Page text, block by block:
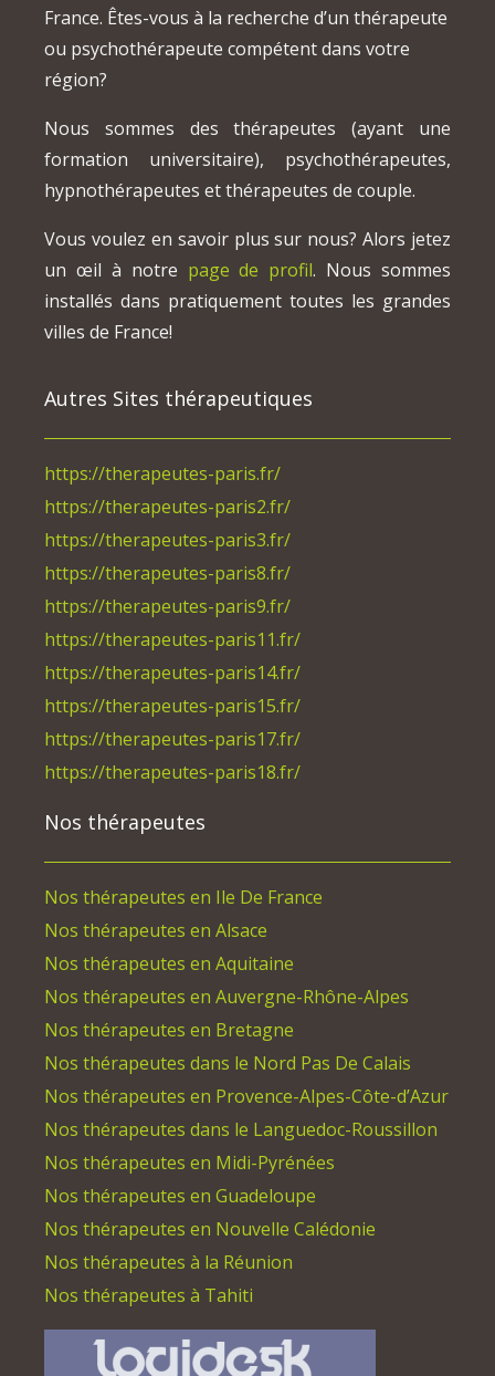
France. Êtes-vous à la recherche d’un thérapeute
ou psychothérapeute compétent dans votre
région?
Nous sommes des thérapeutes (ayant une
formation universitaire), psychothérapeutes,
hypnothérapeutes et thérapeutes de couple.
Vous voulez en savoir plus sur nous? Alors jetez
un œil à notre page de profil. Nous sommes
installés dans pratiquement toutes les grandes
villes de France!
Autres Sites thérapeutiques
https://therapeutes-paris.fr/
https://therapeutes-paris2.fr/
https://therapeutes-paris3.fr/
https://therapeutes-paris8.fr/
https://therapeutes-paris9.fr/
https://therapeutes-paris11.fr/
https://therapeutes-paris14.fr/
https://therapeutes-paris15.fr/
https://therapeutes-paris17.fr/
https://therapeutes-paris18.fr/
Nos thérapeutes
Nos thérapeutes en Ile De France
Nos thérapeutes en Alsace
Nos thérapeutes en Aquitaine
Nos thérapeutes en Auvergne-Rhône-Alpes
Nos thérapeutes en Bretagne
Nos thérapeutes dans le Nord Pas De Calais
Nos thérapeutes en Provence-Alpes-Côte-d’Azur
Nos thérapeutes dans le Languedoc-Roussillon
Nos thérapeutes en Midi-Pyrénées
Nos thérapeutes en Guadeloupe
Nos thérapeutes en Nouvelle Calédonie
Nos thérapeutes à la Réunion
Nos thérapeutes à Tahiti